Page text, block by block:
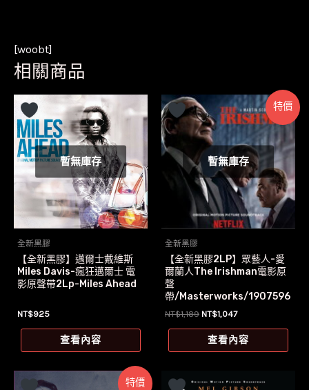
[woobt]
相關商品
暫無庫存
全新黑膠
【全新黑膠】邁爾士戴維斯
Miles Davis-瘋狂邁爾士 電
影原聲帶2Lp-Miles Ahead
NT$925
查看內容
特價
暫無庫存
全新黑膠
【全新黑膠2LP】眾藝人-愛
爾蘭人The Irishman電影原
聲
帶/Masterworks/1907596
9471
NT$1,189 原
價
格：
NT$1,047目
價
格：
查看內容
特價